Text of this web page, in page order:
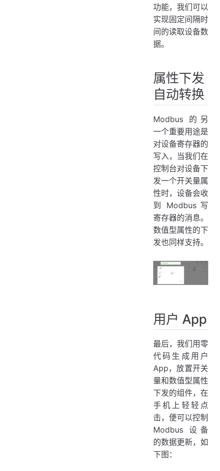
功能，我们可以
实现固定间隔时
间的读取设备数
据。
属性下发
自动转换
Modbus 的另
一个重要用途是
对设备寄存器的
写入，当我们在
控制台对设备下
发一个开关量属
性时，设备会收
到 Modbus 写
寄存器的消息。
数值型属性的下
发也同样支持。
用户 App
最后，我们用零
代码生成用户
App，放置开关
量和数值型属性
下发的组件，在
手机上轻轻点
击，便可以控制
Modbus 设备
的数据更新，如
下图：